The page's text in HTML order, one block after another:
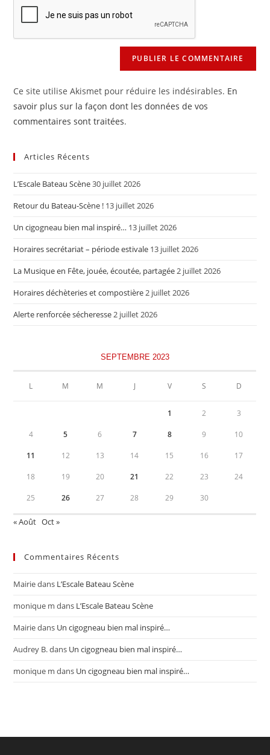
votre
site
(facultatif)
Ce site utilise Akismet pour réduire les indésirables. En
savoir plus sur la façon dont les données de vos
commentaires sont traitées.
Articles Récents
L’Escale Bateau Scène30 juillet 2026
Retour du Bateau-Scène ! 13 juillet 2026
Un cigogneau bien mal inspiré… 13 juillet 2026
Horaires secrétariat – période estivale 13 juillet 2026
La Musique en Fête, jouée, écoutée, partagée2 juillet 2026
Horaires déchèteries et compostière2 juillet 2026
Alerte renforcée sécheresse2 juillet 2026
SEPTEMBRE 2023
L M M J V S D
1 2 3
4 5 6 7 8 9 10
11 12 13 14 15 16 17
18 19 20 21 22 23 24
25 26 27 28 29 30
« Août Oct »
Commentaires Récents
Mairiedans L’Escale Bateau Scène
monique m dans L’Escale Bateau Scène
Mairiedans Un cigogneau bien mal inspiré…
Audrey B.dans Un cigogneau bien mal inspiré…
monique m dans Un cigogneau bien mal inspiré…